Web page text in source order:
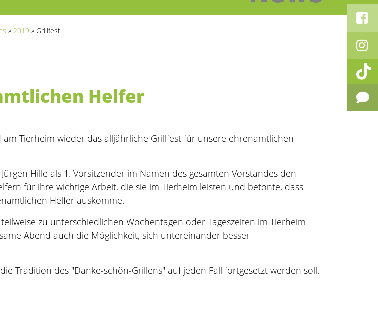
» 2019 » Grillfest
Helfer
am Tierheim wieder das alljährliche Grillfest für unsere ehrenamtlichen
Hille als 1. Vorsitzender im Namen des gesamten Vorstandes den
für ihre wichtige Arbeit, die sie im Tierheim leisten und betonte, dass
Helfer auskomme.
zu unterschiedlichen Wochentagen oder Tageszeiten im Tierheim
Abend auch die Möglichkeit, sich untereinander besser
Tradition des "Danke-schön-Grillens" auf jeden Fall fortgesetzt werden soll.